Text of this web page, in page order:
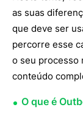
as suas
que deve ser
percorre esse
o seu processo
conteúdo
O que é